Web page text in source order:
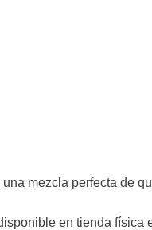
mezcla perfecta de
en tienda física